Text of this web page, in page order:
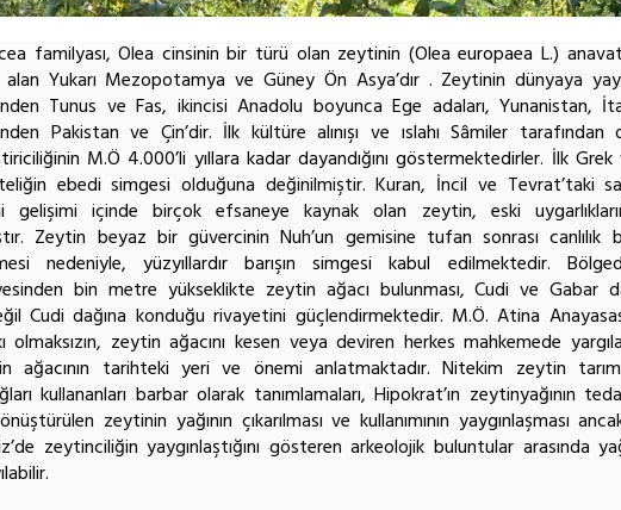
familyası, Olea cinsinin bir türü olan zeytinin (Olea europaea L.)
Yukarı Mezopotamya ve Güney Ön Asya’dır . Zeytinin dünyaya
Tunus ve Fas, ikincisi Anadolu boyunca Ege adaları, Yunanistan,
Pakistan ve Çin’dir. İlk kültüre alınışı ve ıslahı Sâmiler
M.Ö 4.000’li yıllara kadar dayandığını göstermektedirler. İlk
ebedi simgesi olduğuna değinilmiştir. Kuran, İncil ve Tevrat’taki
gelişimi içinde birçok efsaneye kaynak olan zeytin, eski
Zeytin beyaz bir güvercinin Nuh’un gemisine tufan sonrası
nedeniyle, yüzyıllardır barışın simgesi kabul edilmektedir.
bin metre yükseklikte zeytin ağacı bulunması, Cudi ve Gabar
Cudi dağına konduğu rivayetini güçlendirmektedir. M.Ö. Atina
zeytin ağacını kesen veya deviren herkes mahkemede
ağacının tarihteki yeri ve önemi anlatmaktadır. Nitekim zeytin
kullananları barbar olarak tanımlamaları, Hipokrat’ın zeytinyağının
zeytinin yağının çıkarılması ve kullanımının yaygınlaşması
zeytinciliğin yaygınlaştığını gösteren arkeolojik buluntular arasında